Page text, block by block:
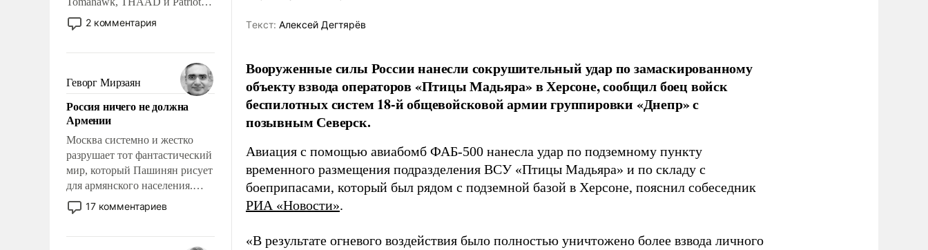
США потребуется более трех
лет. Даже небольшая война с
Сложившаяся ситуация
означает многолетний период
уязвимости США, например,
перед Китаем.
2 комментария
Геворг Мирзаян
Россия ничего не должна
Армении
Москва системно и жестко
разрушает тот фантастический
мир, который Пашинян рисует
для армянского населения.
Мир, где политические
прожекты будут безусловно
17 комментариев
Tекст: Алексей Дегтярёв
Вооруженные силы России нанесли сокрушительный удар по замаскированному
объекту взвода операторов «Птицы Мадьяра» в Херсоне, сообщил боец войск
беспилотных систем 18-й общевойсковой армии группировки «Днепр» с
позывным Северск.
Авиация с помощью авиабомб ФАБ-500 нанесла удар по подземному пункту
временного размещения подразделения ВСУ «Птицы Мадьяра» и по складу с
боеприпасами, который был рядом с подземной базой в Херсоне, пояснил собеседник
РИА «Новости».
«В результате огневого воздействия было полностью уничтожено более взвода личного